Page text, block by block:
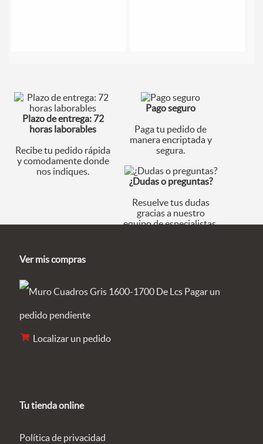
Plazo de entrega: 72
horas laborables
Recibe tu pedido rápida
y comodamente donde
nos indiques.
Pago seguro
Paga tu pedido de
manera encriptada y
segura.
¿Dudas o preguntas?
Resuelve tus dudas
gracias a nuestro
equipo de especialistas.
Ver mis compras
Pagar un
pedido pendiente
Localizar un pedido
Tu tienda online
Política de privacidad